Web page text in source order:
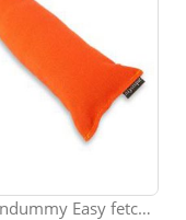
Welpendummy Easy fetch, 100g